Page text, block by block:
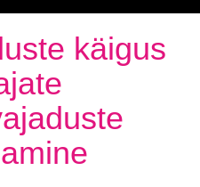
käigus